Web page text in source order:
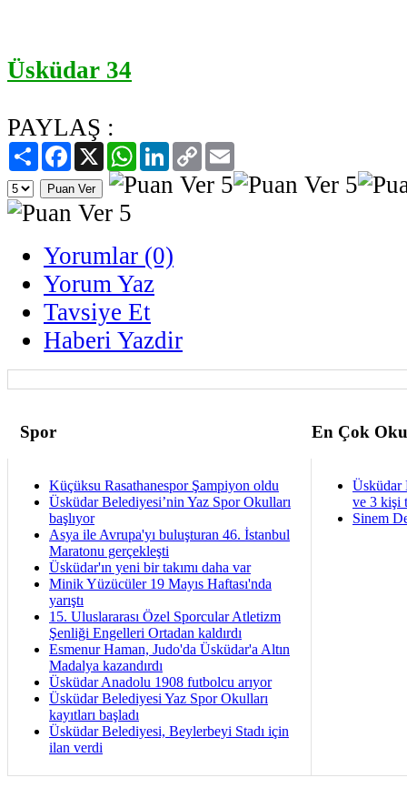
Üsküdar 34
PAYLAŞ :
PaylaşFacebook
X WhatsAppLinkedIn
Copy
Link
Yorumlar (0)
Yorum Yaz
Tavsiye Et
Haberi Yazdir
Spor En Çok
Küçüksu Rasathanespor Şampiyon oldu
Üsküdar Belediyesi’nin Yaz Spor Okulları
başlıyor
Asya ile Avrupa'yı buluşturan 46. İstanbul
Maratonu gerçekleşti
Üsküdar'ın yeni bir takımı daha var
Minik Yüzücüler 19 Mayıs Haftası'nda
yarıştı
15. Uluslararası Özel Sporcular Atletizm
Şenliği Engelleri Ortadan kaldırdı
Esmenur Haman, Judo'da Üsküdar'a Altın
Madalya kazandırdı
Üsküdar Anadolu 1908 futbolcu arıyor
Üsküdar Belediyesi Yaz Spor Okulları
kayıtları başladı
Üsküdar Belediyesi, Beylerbeyi Stadı için
ilan verdi
Üsküdar
ve 3 kişi
Sinem